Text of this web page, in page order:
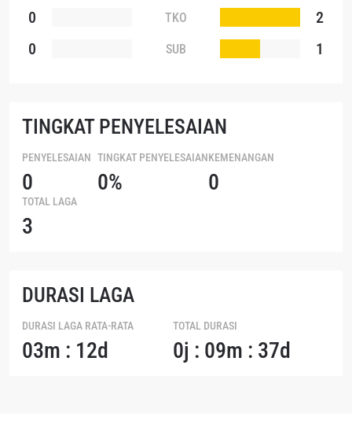
0 TKO
2
0
SUB 1
TINGKAT PENYELESAIAN
PENYELESAIAN
0
TINGKAT PENYELESAIAN
0%
KEMENANGAN
0
TOTAL LAGA
3
DURASI LAGA
DURASI LAGA RATA-RATA
03m : 12d
TOTAL DURASI
0j : 09m : 37d